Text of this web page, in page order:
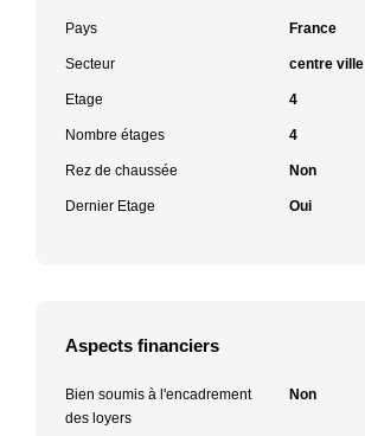
Pays France
Secteur centre ville
Etage 4
Nombre étages 4
Rez de chaussée Non
Dernier Etage Oui
Aspects financiers
Bien soumis à l'encadrement
des loyers
Non